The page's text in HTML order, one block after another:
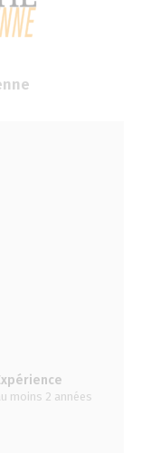
moins 2 années